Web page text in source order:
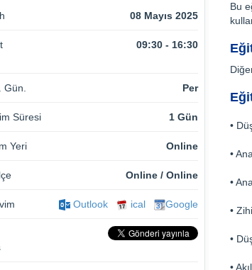
08 Mayıs 2025
09:30 - 16:30
Gün. Per
Süresi 1 Gün
Yeri Online
Online / Online
Outlook ical Google
Bu
•
•
•
•
•
•